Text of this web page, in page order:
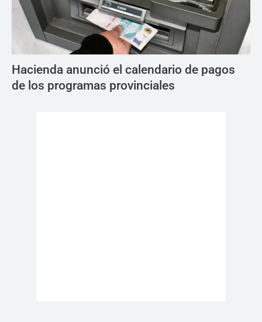
Hacienda anunció el calendario de pagos
de los programas provinciales